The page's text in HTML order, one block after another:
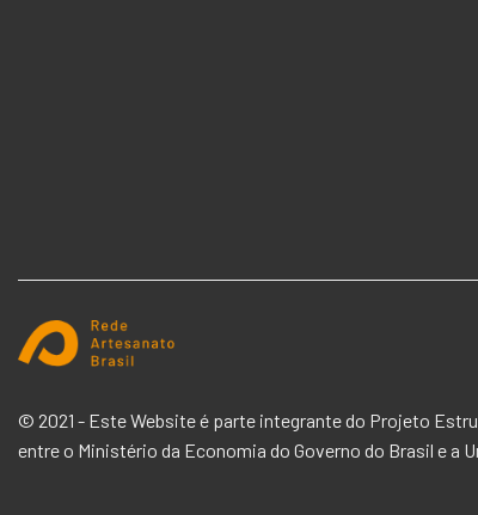
© 2021 - Este Website é parte integrante do Projeto
entre o Ministério da Economia do Governo do Brasil e a